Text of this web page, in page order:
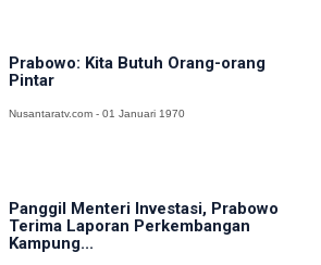
Prabowo: Kita Butuh Orang-orang
Pintar
Nusantaratv.com - 01 Januari 1970
Panggil Menteri Investasi, Prabowo
Terima Laporan Perkembangan
Kampung...